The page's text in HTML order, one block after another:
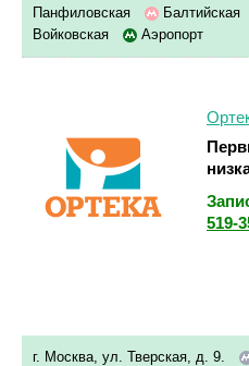
Панфиловская
Балтийская
Войковская
Аэропорт
519-
г. Москва, ул. Тверская, д. 9.